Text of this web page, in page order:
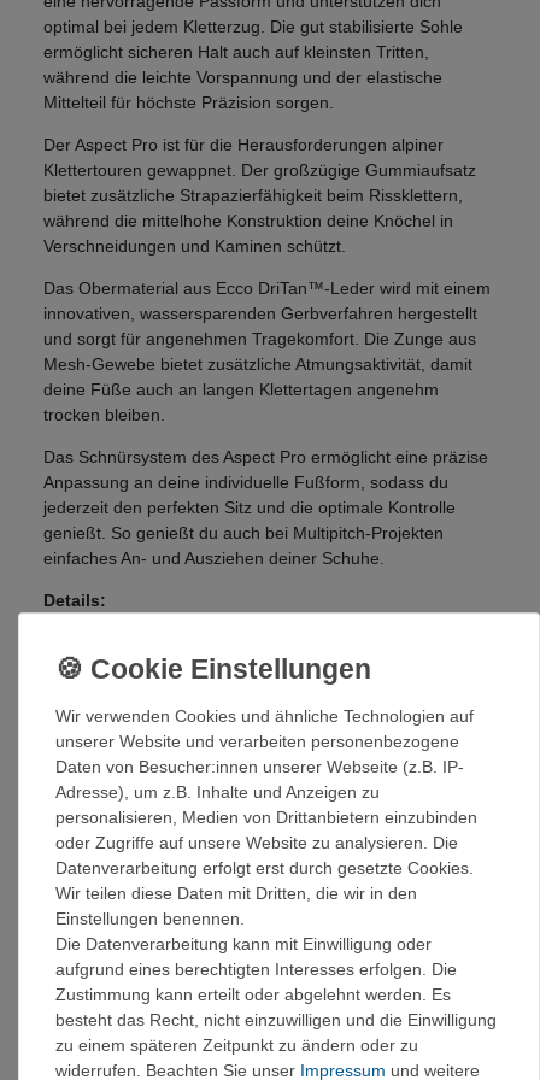
optimal bei jedem Kletterzug. Die gut stabilisierte Sohle
ermöglicht sicheren Halt auch auf kleinsten Tritten,
während die leichte Vorspannung und der elastische
Mittelteil für höchste Präzision sorgen.
Der Aspect Pro ist für die Herausforderungen alpiner
Klettertouren gewappnet. Der großzügige Gummiaufsatz
bietet zusätzliche Strapazierfähigkeit beim Rissklettern,
während die mittelhohe Konstruktion deine Knöchel in
Verschneidungen und Kaminen schützt.
Das Obermaterial aus Ecco DriTan™-Leder wird mit einem
innovativen, wassersparenden Gerbverfahren hergestellt
und sorgt für angenehmen Tragekomfort. Die Zunge aus
Mesh-Gewebe bietet zusätzliche Atmungsaktivität, damit
deine Füße auch an langen Klettertagen angenehm
trocken bleiben.
Das Schnürsystem des Aspect Pro ermöglicht eine präzise
Anpassung an deine individuelle Fußform, sodass du
jederzeit den perfekten Sitz und die optimale Kontrolle
genießt. So genießt du auch bei Multipitch-Projekten
einfaches An- und Ausziehen deiner Schuhe.
Details:
gute Kantenkontrolle
hochelastischem Spanngummi
Durchgehende, steife Zwischensohle sorgt an
langen Tagen für Komfort
Zusätzlicher Schutz im Zehenbereich für höhere
Strapazierfähigkeit
Obermaterial aus Ecco DriTan™-Leder wird unter
Verwendung der bereits im Leder vorhandenen
Feuchtigkeit verarbeitet. Weniger Wasser und
Chemikalien bei der Herstellung
DriTan™-Leder spart 20 Liter Wasser pro Haut
Geformte Gummikomponenten mit geringem
Ausschuss runden die Oberteilkonstruktion ab
Mittelhohe Konstruktion für zusätzlichen
Knöchelschutz beim Rissklettern
Wir verwenden Cookies und ähnliche Technologien auf
unserer Website und verarbeiten personenbezogene
Daten von Besucher:innen unserer Webseite (z.B. IP-
Adresse), um z.B. Inhalte und Anzeigen zu
personalisieren, Medien von Drittanbietern einzubinden
oder Zugriffe auf unsere Website zu analysieren. Die
Datenverarbeitung erfolgt erst durch gesetzte Cookies.
Wir teilen diese Daten mit Dritten, die wir in den
Einstellungen benennen.
Die Datenverarbeitung kann mit Einwilligung oder
aufgrund eines berechtigten Interesses erfolgen. Die
Zustimmung kann erteilt oder abgelehnt werden. Es
besteht das Recht, nicht einzuwilligen und die Einwilligung
zu einem späteren Zeitpunkt zu ändern oder zu
widerrufen. Beachten Sie unser Impressum und weitere